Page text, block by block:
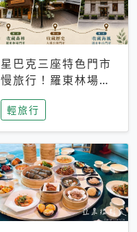
星巴克三座特色門市
慢旅行！羅東林場、
大溪公園、清水中山
收藏森林歷史與海風
輕旅行